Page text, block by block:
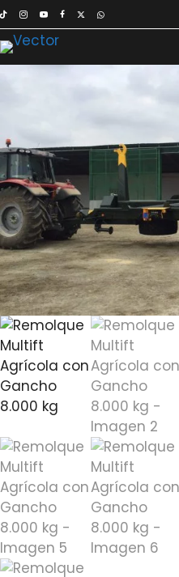
Saltar
al
contenido